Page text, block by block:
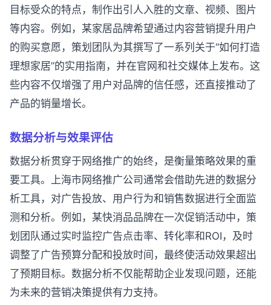
目标受众的特点，制作出引人入胜的文章、视频、图片
等内容。例如，某家居品牌希望通过内容营销提升用户
的购买意愿，策划团队为其撰写了一系列关于“如何打造
理想家居”的实用指南，并在官网和社交媒体上发布。这
些内容不仅增强了用户对品牌的信任感，还直接推动了
产品的销量增长。
数据分析与效果评估
数据分析贯穿于网络推广的始终，是衡量策略效果的重
要工具。上海市网络推广公司通常会借助先进的数据分
析工具，对广告投放、用户行为和销售数据进行全面监
测和分析。例如，某快消品品牌在一次促销活动中，策
划团队通过实时监控广告点击率、转化率和ROI，及时
调整了广告预算分配和投放时间，最终使活动效果超出
了预期目标。数据分析不仅能帮助企业发现问题，还能
为未来的营销决策提供有力支持。